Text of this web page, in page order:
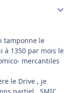
tamponne le
à 1350 par mois le
mercantiles
le Drive , je
partiel , SMIC